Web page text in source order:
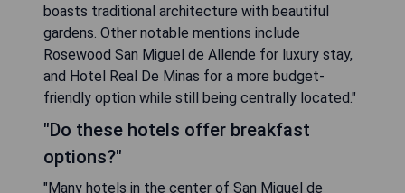
boasts traditional architecture with beautiful
gardens. Other notable mentions include
Rosewood San Miguel de Allende for luxury stay,
and Hotel Real De Minas for a more budget-
friendly option while still being centrally located."
"Do these hotels offer breakfast
options?"
"Many hotels in the center of San Miguel de